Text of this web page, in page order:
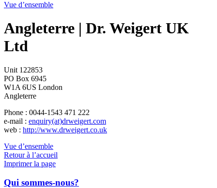
Vue d’ensemble
Angleterre | Dr. Weigert UK
Ltd
Unit 122853
PO Box 6945
W1A 6US London
Angleterre
Phone : 0044-1543 471 222
e-mail : enquiry(at)drweigert.com
web : http://www.drweigert.co.uk
Vue d’ensemble
Retour à l’accueil
Imprimer la page
Qui sommes-nous?